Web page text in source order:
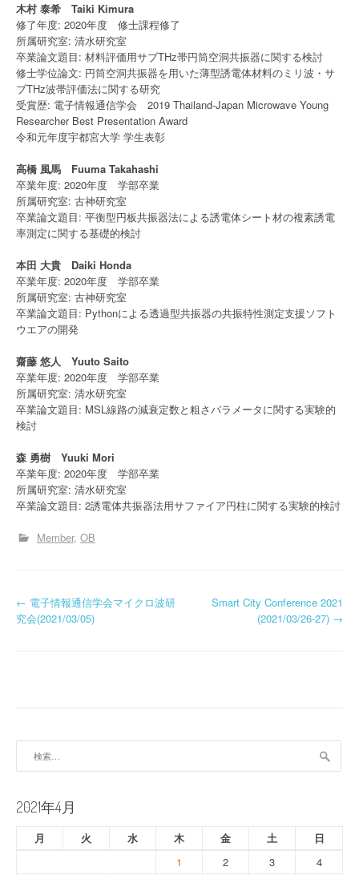
木村 泰希 Taiki Kimura
修了年度: 2020年度 修士課程修了
所属研究室: 清水研究室
卒業論文題目: 材料評価用サブTHz帯円筒空洞共振器に関する検討
修士学位論文: 円筒空洞共振器を用いた薄型誘電体材料のミリ波・サ
ブTHz波帯評価法に関する研究
受賞歴: 電子情報通信学会 2019 Thailand-Japan Microwave Young
Researcher Best Presentation Award
令和元年度宇都宮大学 学生表彰
高橋 風馬 Fuuma Takahashi
卒業年度: 2020年度 学部卒業
所属研究室: 古神研究室
卒業論文題目: 平衡型円板共振器法による誘電体シート材の複素誘電
率測定に関する基礎的検討
本田 大貴 Daiki Honda
卒業年度: 2020年度 学部卒業
所属研究室: 古神研究室
卒業論文題目: Pythonによる透過型共振器の共振特性測定支援ソフト
ウエアの開発
齋藤 悠人 Yuuto Saito
卒業年度: 2020年度 学部卒業
所属研究室: 清水研究室
卒業論文題目: MSL線路の減衰定数と粗さパラメータに関する実験的
検討
森 勇樹 Yuuki Mori
卒業年度: 2020年度 学部卒業
所属研究室: 清水研究室
卒業論文題目: 2誘電体共振器法用サファイア円柱に関する実験的検討
Member OB
投
ー
シ
ョ
ン
← 電子情報通信学会マイクロ波研
究会(2021/03/05)
Smart City Conference 2021
(2021/03/26-27) →
2021年4月
月 火 水 木 金 土
日
1
2 3 4